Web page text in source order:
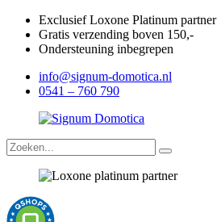
Exclusief Loxone Platinum partner
Gratis verzending boven 150,-
Ondersteuning inbegrepen
info@signum-domotica.nl
0541 – 760 790